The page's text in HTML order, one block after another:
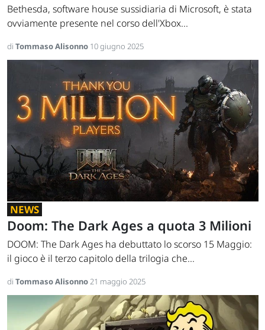
Bethesda, software house sussidiaria di Microsoft, è stata
ovviamente presente nel corso dell'Xbox...
di Tommaso Alisonno 10 giugno 2025
NEWS
Doom: The Dark Ages a quota 3 Milioni
DOOM: The Dark Ages ha debuttato lo scorso 15 Maggio:
il gioco è il terzo capitolo della trilogia che...
di Tommaso Alisonno21 maggio 2025